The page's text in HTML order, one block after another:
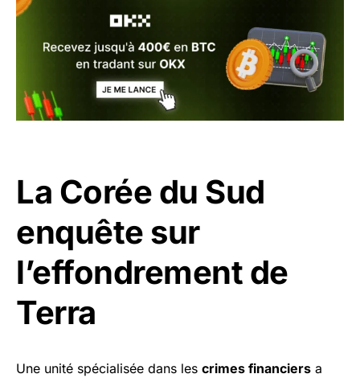
La Corée du Sud
enquête sur
l’effondrement de
Terra
Une unité spécialisée dans les crimes financiers a